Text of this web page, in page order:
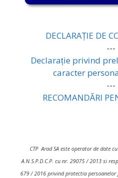
DECLARAȚIE DE
---
Declarație privind
caracter
---
RECOMANDĂRI
CTP Arad SA este operator de date
A.N.S.P.D.C.P. cu nr. 29075 / 2013 si
679 / 2016 privind protectia persoanelor